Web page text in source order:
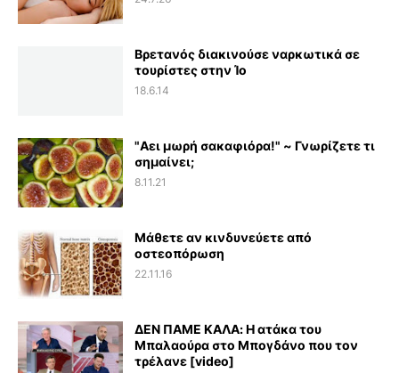
Βρετανός διακινούσε ναρκωτικά σε
τουρίστες στην Ίο
18.6.14
"Αει μωρή σακαφιόρα!" ~ Γνωρίζετε τι
σημαίνει;
8.11.21
Μάθετε αν κινδυνεύετε από
οστεοπόρωση
22.11.16
ΔΕΝ ΠΑΜΕ ΚΑΛΑ: Η ατάκα του
Μπαλαούρα στο Μπογδάνο που τον
τρέλανε [video]